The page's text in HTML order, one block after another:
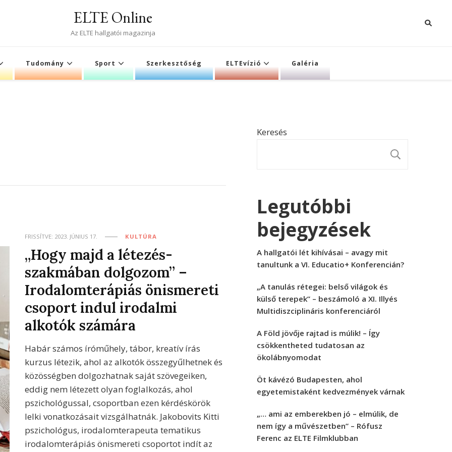
ELTE Online
Az ELTE hallgatói magazinja
Tudomány Sport Szerkesztőség ELTEvízió Galéria
FRISSÍTVE: 2023. JÚNIUS 17. KULTÚRA
„Hogy majd a létezés-
szakmában dolgozom” –
Irodalomterápiás önismereti
csoport indul irodalmi
alkotók számára
Habár számos íróműhely, tábor, kreatív írás
kurzus létezik, ahol az alkotók összegyűlhetnek és
közösségben dolgozhatnak saját szövegeiken,
eddig nem létezett olyan foglalkozás, ahol
pszichológussal, csoportban ezen kérdéskörök
lelki vonatkozásait vizsgálhatnák. Jakobovits Kitti
pszichológus, irodalomterapeuta tematikus
irodalomterápiás önismereti csoportot indít az
Keresés
Legutóbbi
bejegyzések
A hallgatói lét kihívásai – avagy mit
tanultunk a VI. Educatio+ Konferencián?
„A tanulás rétegei: belső világok és
külső terepek” – beszámoló a XI. Illyés
Multidiszciplináris konferenciáról
A Föld jövője rajtad is múlik! – Így
csökkentheted tudatosan az
ökolábnyomodat
Öt kávézó Budapesten, ahol
egyetemistaként kedvezmények várnak
„… ami az emberekben jó – elmúlik, de
nem így a művészetben” – Rófusz
Ferenc az ELTE Filmklubban